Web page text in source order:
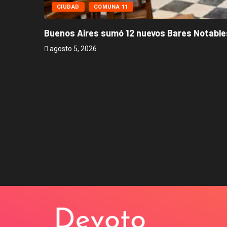
CIUDAD COMUNA 11
Buenos Aires sumó 12 nuevos Bares
agosto 5, 2026